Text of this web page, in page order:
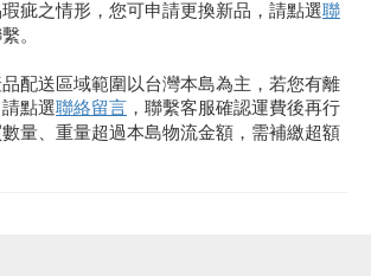
疵之情形，您可申請更換新品，請點選聯
。
配送區域範圍以台灣本島為主，若您有離
點選聯絡留言 ，聯繫客服確認運費後再行
量、重量超過本島物流金額，需補繳超額